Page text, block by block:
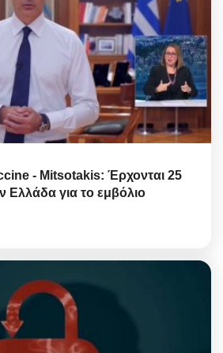
- Mitsotakis: Έρχονται 25
Ελλάδα για το εμβόλιο